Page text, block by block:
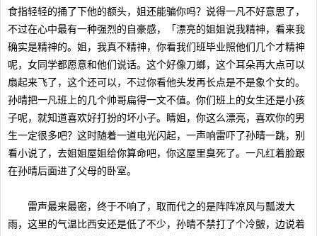
食指轻轻的捅了下他的额头，姐还能骗你吗？说得一凡不好意思了，
不过在心中最有一种强烈的自豪感，「漂亮的姐姐说我精神，看来我
确实是精神的。姐，我真不精神，你看我们班毕业照他们几个才精神
呢，女同学都愿意和他们说话。这个好像刀螂，这个耳朵再大点可以
扇起来飞了，这个还可以，不过你看他头发再长点是不是象个女的。
孙晴把一凡班上的几个帅哥扁得一文不值。你们班上的女生还是小孩
子呢，就知道喜欢好打扮的坏小子。睛姐，你这么漂亮，喜欢你的男
生一定很多吧？这时随着一道电光闪起，一声响雷吓了孙晴一跳，别
看小说了，去姐姐屋姐给你算命吧，你这屋里臭死了。一凡红着脸跟
在孙晴后面进了父母的卧室。
雷声最来最密，终于不响了，取而代之的是阵阵凉风与瓢泼大
雨，这里的气温比西安还是低了不少，孙晴不禁打了个冷皽，边说着